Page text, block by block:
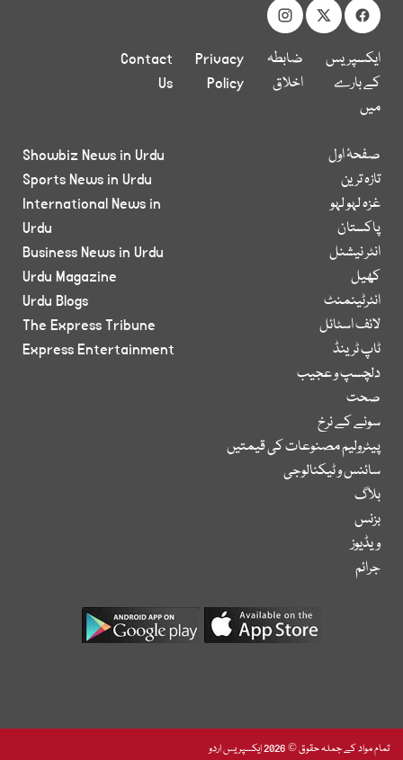
ایکسپریس
کے بارے
میں
ضابطہ
اخلاق
Privacy
Policy
Contact
Us
صفحۂ اول
تازہ ترین
غزہ لہو لہو
پاکستان
انٹر نیشنل
کھیل
انٹرٹینمنٹ
لائف اسٹائل
ٹاپ ٹرینڈ
دلچسپ و عجیب
صحت
سونے کے نرخ
پیٹرولیم مصنوعات کی قیمتیں
سائنس و ٹیکنالوجی
بلاگ
بزنس
ویڈیوز
جرائم
Showbiz News in Urdu
Sports News in Urdu
International News in
Urdu
Business News in Urdu
Urdu Magazine
Urdu Blogs
The Express Tribune
Express Entertainment
تمام مواد کے جملہ حقوق © 2026 ایکسپریس اردو